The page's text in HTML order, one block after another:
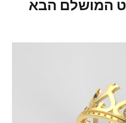
המושלם הבא